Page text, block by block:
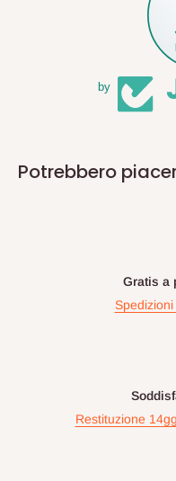
by
Potrebbero
Gratis a
Restituzione